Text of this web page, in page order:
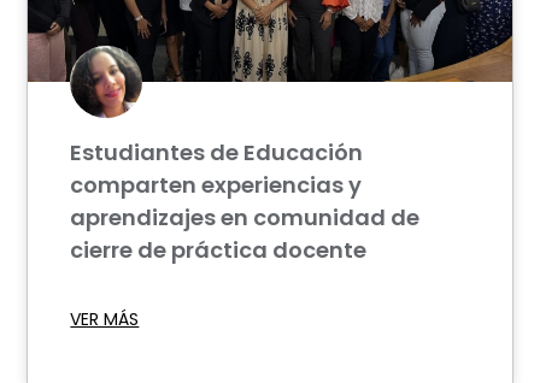
Estudiantes de Educación
comparten experiencias y
aprendizajes en comunidad de
cierre de práctica docente
VER MÁS